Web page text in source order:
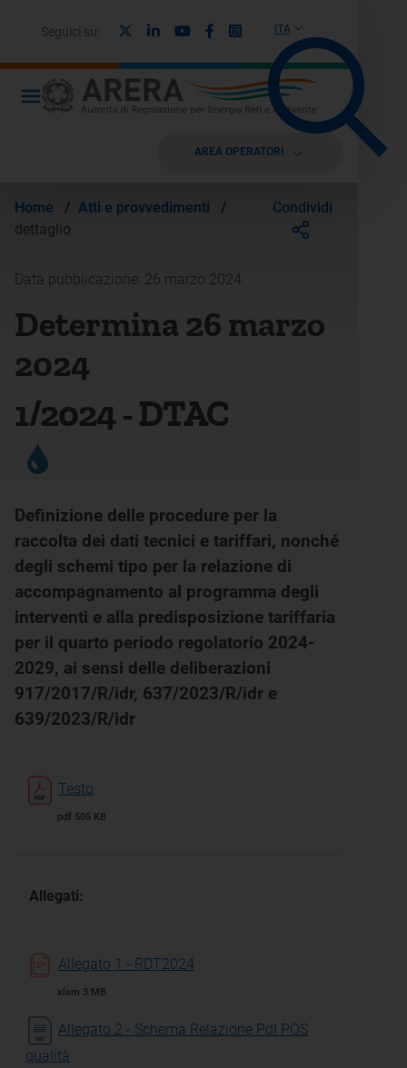
ITA
Seguici su: LinkedinYoutubeFacebook
Instagram
AREA OPERATORI
Home / Atti e provvedimenti
/
dettaglio
Condividi
Data pubblicazione: 26 marzo 2024
Determina 26 marzo
2024
1/2024 - DTAC
Definizione delle procedure per la
raccolta dei dati tecnici e tariffari, nonché
degli schemi tipo per la relazione di
accompagnamento al programma degli
interventi e alla predisposizione tariffaria
per il quarto periodo regolatorio 2024-
2029, ai sensi delle deliberazioni
917/2017/R/idr, 637/2023/R/idr e
639/2023/R/idr
Testo
pdf 505 KB
Allegati:
Allegato 1 - RDT2024
xlsm 3 MB
Allegato 2 - Schema Relazione PdI POS
qualità